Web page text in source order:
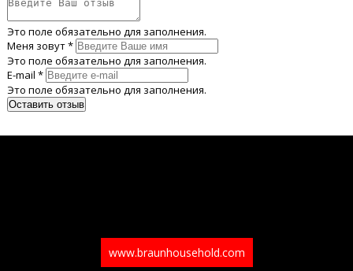
Это поле обязательно для заполнения.
Меня зовут *
Это поле обязательно для заполнения.
E-mail *
Это поле обязательно для заполнения.
www.braunhousehold.com